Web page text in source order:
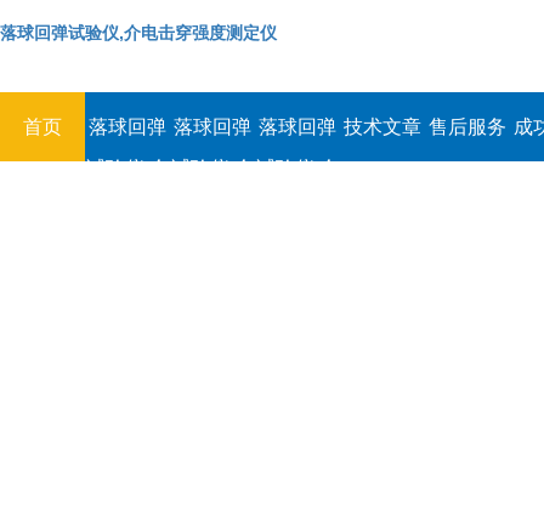
落球回弹试验仪,介电击穿强度测定仪
首页
落球回弹
试验仪,介
落球回弹
试验仪,介
落球回弹
试验仪,介
技术文章 售后服务 成